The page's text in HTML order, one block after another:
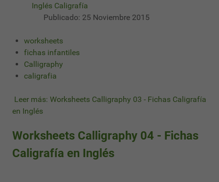
Inglés Caligrafía
Publicado: 25 Noviembre 2015
worksheets
fichas infantiles
Calligraphy
caligrafia
Leer más: Worksheets Calligraphy 03 - Fichas Caligrafía
en Inglés
Worksheets Calligraphy 04 - Fichas
Caligrafía en Inglés